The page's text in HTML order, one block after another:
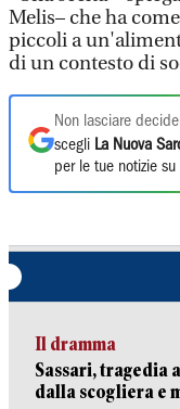
Melis– che ha
piccoli a
di un contesto di
Non lasciare
scegli La Nuova
per le tue notizie su
Il dramma
Sassari, tragedia
dalla scogliera e